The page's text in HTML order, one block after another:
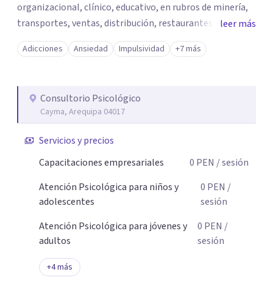
organizacional, clínico, educativo, en rubros de minería,
transportes, ventas, distribución, restaurantes,
consultoras, gubernamentales, etc. Actualmente me
encuentro en el rubro educativo, el cual incluye
verlos crecer.
leer más
Adicciones Ansiedad Impulsividad +7 más
Consultorio Psicológico
Cayma, Arequipa 04017
Servicios y precios
Capacitaciones empresariales
0 PEN / sesión
Atención Psicológica para niños y
adolescentes
0 PEN /
sesión
Atención Psicológica para jóvenes y
adultos
0 PEN /
sesión
+4más